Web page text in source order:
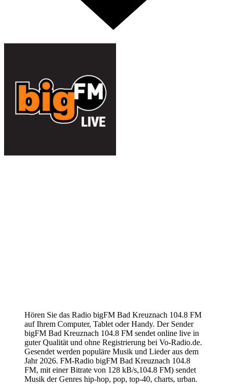
Hören Sie das Radio bigFM Bad Kreuznach 104.8 FM
auf Ihrem Computer, Tablet oder Handy. Der Sender
bigFM Bad Kreuznach 104.8 FM sendet online live in
guter Qualität und ohne Registrierung bei Vo-Radio.de.
Gesendet werden populäre Musik und Lieder aus dem
Jahr 2026. FM-Radio bigFM Bad Kreuznach 104.8
FM, mit einer Bitrate von 128 kB/s,104.8 FM) sendet
Musik der Genres hip-hop, pop, top-40, charts, urban.